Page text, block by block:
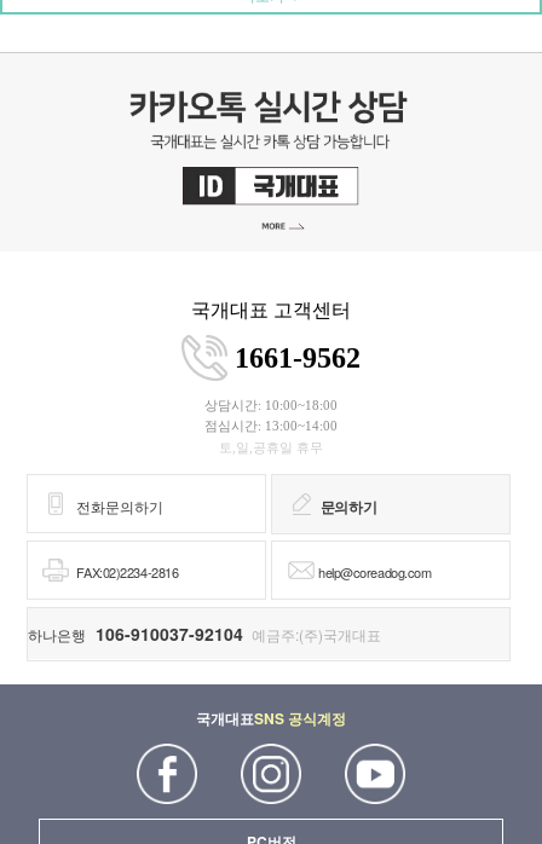
1661-9562
상담시간: 10:00~18:00
토,일,공휴일 휴무
전화문의하기 문의하기
FAX:02)2234-2816 help@coreadog.com
하나은행 106-910037-92104 예금주:(주)국개대표
국개대표SNS 공식계정
PC버전